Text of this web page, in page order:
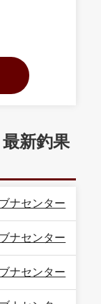
新釣果
ナセンター
ナセンター
ナセンター